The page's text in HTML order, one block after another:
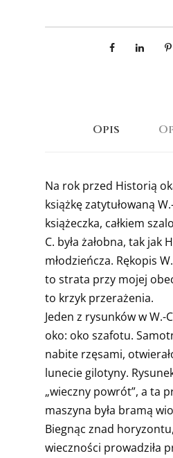
Opis
Na rok przed Historią
książkę zatytułowaną
książeczka, całkiem
C. była żałobna, tak jak
młodzieńcza. Rękopis
to strata przy mojej
to krzyk przerażenia.
Jeden z rysunków w W.-
oko: oko szafotu.
nabite rzęsami,
lunecie gilotyny.
„wieczny powrót”, a ta
maszyna była bramą
Biegnąc znad
wieczności prowadziła